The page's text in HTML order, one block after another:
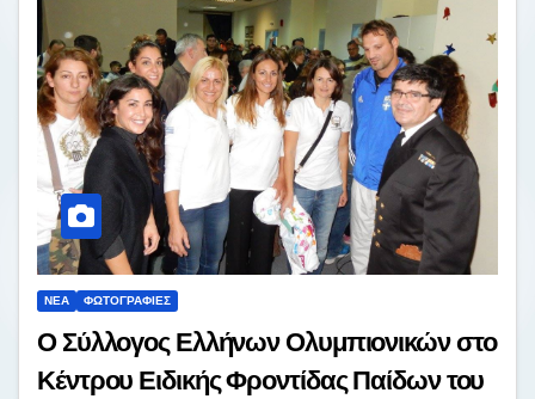
ΝΈΑ ΦΩΤΟΓΡΑΦΊΕΣ
Ο Σύλλογος Ελλήνων Ολυμπιονικών στο
Κέντρου Ειδικής Φροντίδας Παίδων του